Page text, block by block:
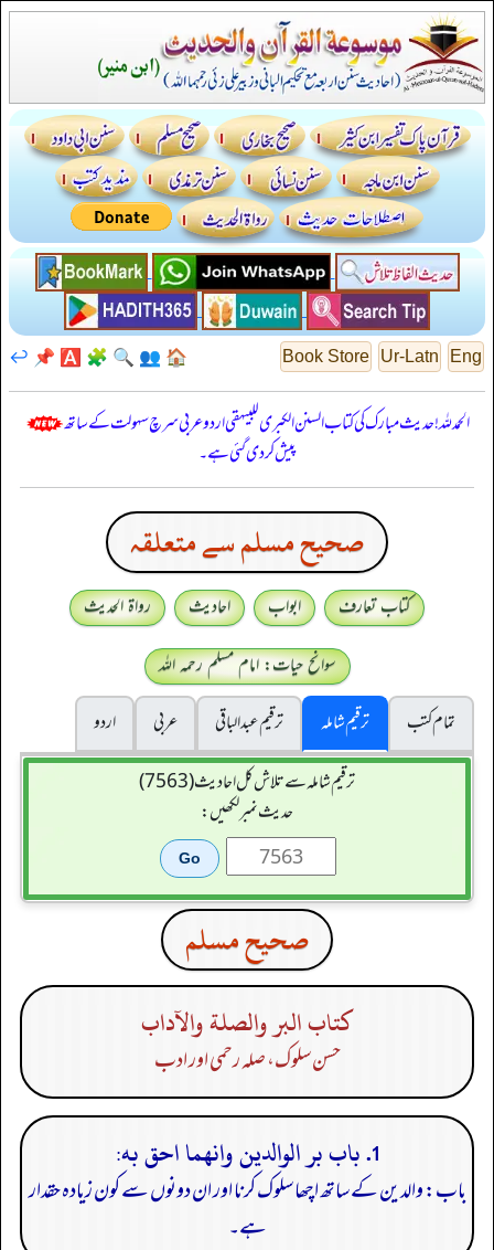
Eng
Ur-Latn
Book Store
🏠
👥
🔍
🧩
🅰️
📌
↩️
الحمدللہ! حدیث مبارک کی کتاب السنن الكبرى للبيهقي اردو عربی سرچ سہولت کے ساتھ
پیش کر دی گئی ہے۔
صحيح مسلم سے متعلقہ
کتاب تعارف ابواب احادیث
رواۃ الحدیث
سوانح حیات: امام مسلم رحمہ اللہ
تمام کتب
ترقیم شاملہ ترقيم عبدالباقی عربی
اردو
ترقیم شاملہ سے تلاش کل احادیث (7563)
حدیث نمبر لکھیں:
صحيح مسلم
كتاب البر والصلة والآداب
حسن سلوک، صلہ رحمی اور ادب
1. باب بر الوالدين وانهما احق به:
باب: والدین کے ساتھ اچھا سلوک کرنا اور ان دونوں سے کون زیادہ حقدار
ہے۔